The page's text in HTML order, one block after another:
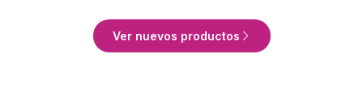
Ver nuevos productos